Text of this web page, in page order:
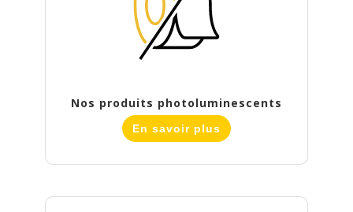
Nos produits photoluminescents
En savoir plus